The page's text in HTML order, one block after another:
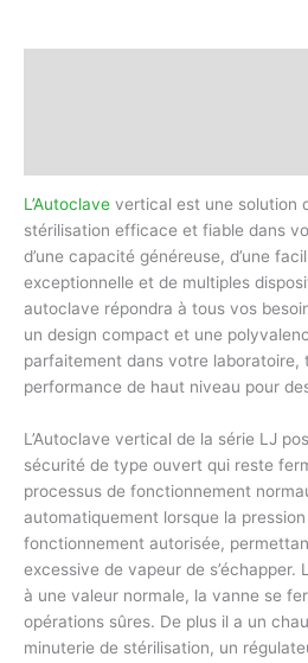
L’Autoclave vertical est une solution
stérilisation efficace et fiable dans
d’une capacité généreuse, d’une
exceptionnelle et de multiples
autoclave répondra à tous vos
un design compact et une
parfaitement dans votre laboratoire,
performance de haut niveau pour
L’Autoclave vertical de la série LJ
sécurité de type ouvert qui reste
processus de fonctionnement
automatiquement lorsque la
fonctionnement autorisée,
excessive de vapeur de s’échapper.
à une valeur normale, la vanne se
opérations sûres. De plus il a un
minuterie de stérilisation, un